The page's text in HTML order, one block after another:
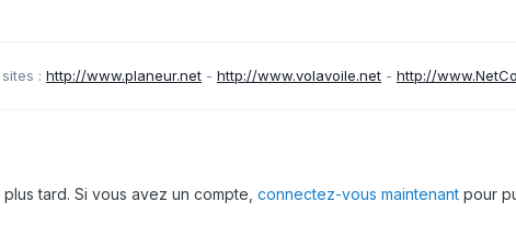
: http://www.planeur.net - http://www.volavoile.net - http://
tard. Si vous avez un compte, connectez-vous maintenant pour